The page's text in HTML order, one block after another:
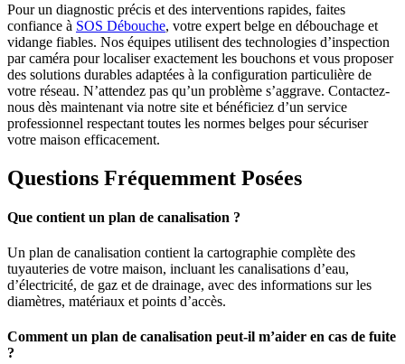
Pour un diagnostic précis et des interventions rapides, faites
confiance à SOS Débouche, votre expert belge en débouchage et
vidange fiables. Nos équipes utilisent des technologies d’inspection
par caméra pour localiser exactement les bouchons et vous proposer
des solutions durables adaptées à la configuration particulière de
votre réseau. N’attendez pas qu’un problème s’aggrave. Contactez-
nous dès maintenant via notre site et bénéficiez d’un service
professionnel respectant toutes les normes belges pour sécuriser
votre maison efficacement.
Questions Fréquemment Posées
Que contient un plan de canalisation ?
Un plan de canalisation contient la cartographie complète des
tuyauteries de votre maison, incluant les canalisations d’eau,
d’électricité, de gaz et de drainage, avec des informations sur les
diamètres, matériaux et points d’accès.
Comment un plan de canalisation peut-il m’aider en cas de fuite
?